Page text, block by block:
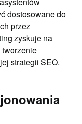
dostosowane do
przez
zyskuje na
tworzenie
strategii SEO.